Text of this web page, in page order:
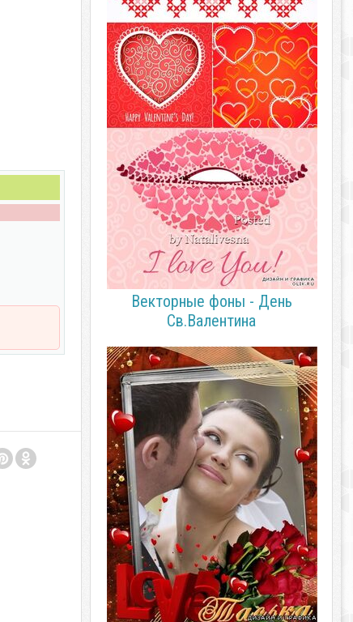
Векторные фоны - День
Св.Валентина